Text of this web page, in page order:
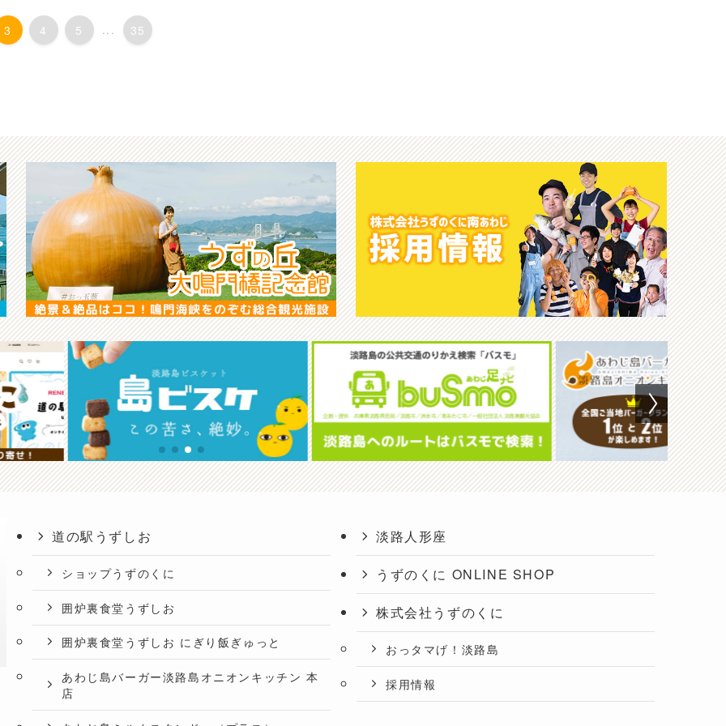
3 4 5 ... 35
道の駅うずしお
ショップうずのくに
囲炉裏食堂うずしお
囲炉裏食堂うずしお にぎり飯ぎゅっと
あわじ島バーガー淡路島オニオンキッチン 本
店
淡路人形座
うずのくに ONLINE SHOP
株式会社うずのくに
おっタマげ！淡路島
採用情報